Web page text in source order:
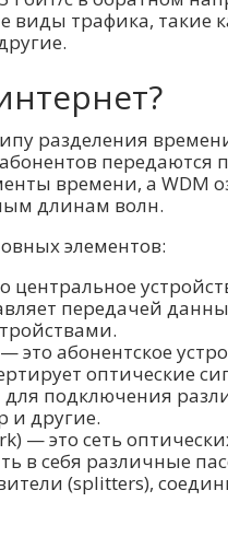
трафика, такие
разделения
передаются
времени, а WDM
длинам волн.
элементов:
центральное
передачей
это абонентское
оптические
подключения
и другие.
— это сеть
в себя различные
(splitters),